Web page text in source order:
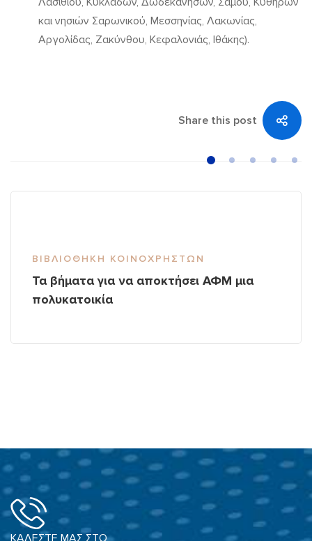
και νησιών Σαρωνικού, Μεσσηνίας, Λακωνίας,
Αργολίδας, Ζακύνθου, Κεφαλονιάς, Ιθάκης).
Share this post
ΒΙΒΛΙΟΘΉΚΗ ΚΟΙΝΟΧΡΉΣΤΩΝ
Τα βήματα για να αποκτήσει ΑΦΜ μια
πολυκατοικία